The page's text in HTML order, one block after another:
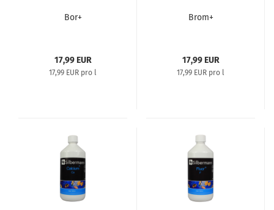
Bor+
17,99 EUR
17,99 EUR pro l
Brom+
17,99 EUR
17,99 EUR pro l